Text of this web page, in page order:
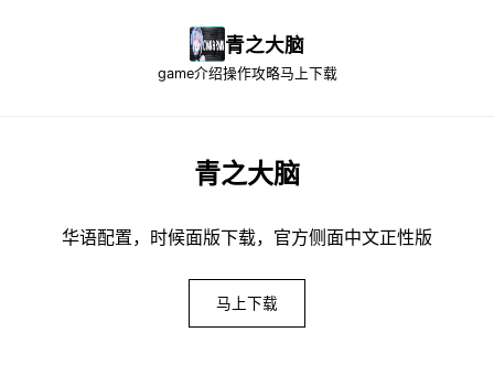
青之大脑
game介绍操作攻略马上下载
青之大脑
华语配置，时候面版下载，官方侧面中文正性版
马上下载